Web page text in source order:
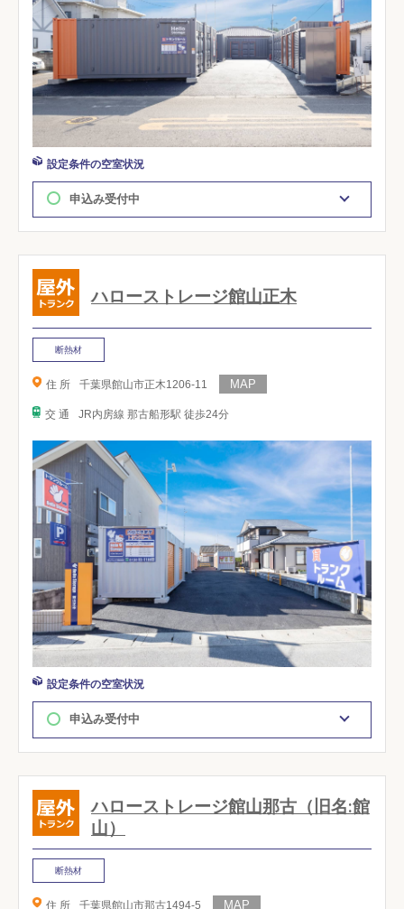
設定条件の空室状況
申込み受付中
ハローストレージ館山正木
断熱材
住 所 千葉県館山市正木1206-11
交 通 JR内房線 那古船形駅 徒歩24分
設定条件の空室状況
申込み受付中
ハローストレージ館山那古（旧名:館
山）
断熱材
住 所 千葉県館山市那古1494-5